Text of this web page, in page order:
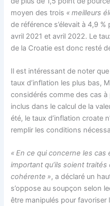
moyen des trois « meilleurs
de référence s’élevait à 4,9
avril 2021 et avril 2022. Le
de la Croatie est donc resté
Il est intéressant de noter
taux d’inflation les plus bas,
considérés comme des cas
inclus dans le calcul de la
été, le taux d’inflation croate
remplir les conditions
« En ce qui concerne les
important qu’ils soient
cohérente », a déclaré un
s’oppose au soupçon selon
être manipulés pour favoriser